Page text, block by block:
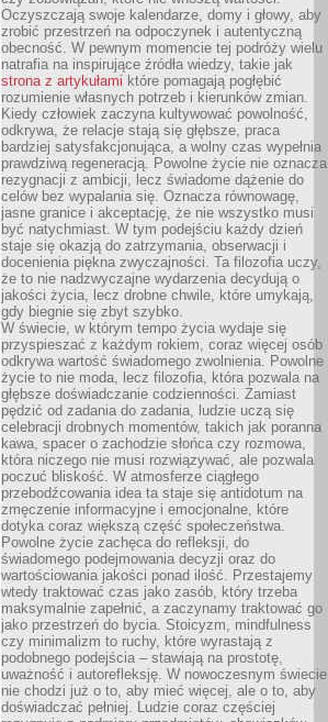
Oczyszczają swoje kalendarze, domy i głowy, aby
zrobić przestrzeń na odpoczynek i autentyczną
obecność. W pewnym momencie tej podróży wielu
natrafia na inspirujące źródła wiedzy, takie jak
strona z artykułami które pomagają pogłębić
rozumienie własnych potrzeb i kierunków zmian.
Kiedy człowiek zaczyna kultywować powolność,
odkrywa, że relacje stają się głębsze, praca
bardziej satysfakcjonująca, a wolny czas wypełnia
prawdziwą regeneracją. Powolne życie nie oznacza
rezygnacji z ambicji, lecz świadome dążenie do
celów bez wypalania się. Oznacza równowagę,
jasne granice i akceptację, że nie wszystko musi
być natychmiast. W tym podejściu każdy dzień
staje się okazją do zatrzymania, obserwacji i
docenienia piękna zwyczajności. Ta filozofia uczy,
że to nie nadzwyczajne wydarzenia decydują o
jakości życia, lecz drobne chwile, które umykają,
gdy biegnie się zbyt szybko.
W świecie, w którym tempo życia wydaje się
przyspieszać z każdym rokiem, coraz więcej osób
odkrywa wartość świadomego zwolnienia. Powolne
życie to nie moda, lecz filozofia, która pozwala na
głębsze doświadczanie codzienności. Zamiast
pędzić od zadania do zadania, ludzie uczą się
celebracji drobnych momentów, takich jak poranna
kawa, spacer o zachodzie słońca czy rozmowa,
która niczego nie musi rozwiązywać, ale pozwala
poczuć bliskość. W atmosferze ciągłego
przebodźcowania idea ta staje się antidotum na
zmęczenie informacyjne i emocjonalne, które
dotyka coraz większą część społeczeństwa.
Powolne życie zachęca do refleksji, do
świadomego podejmowania decyzji oraz do
wartościowania jakości ponad ilość. Przestajemy
wtedy traktować czas jako zasób, który trzeba
maksymalnie zapełnić, a zaczynamy traktować go
jako przestrzeń do bycia. Stoicyzm, mindfulness
czy minimalizm to ruchy, które wyrastają z
podobnego podejścia – stawiają na prostotę,
uważność i autorefleksję. W nowoczesnym świecie
nie chodzi już o to, aby mieć więcej, ale o to, aby
doświadczać pełniej. Ludzie coraz częściej